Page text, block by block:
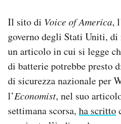
Il sito di Voice of America,
governo degli Stati Uniti, di
un articolo in cui si legge
di batterie potrebbe presto
di sicurezza nazionale per
l’Economist, nel suo
settimana scorsa, ha scritto